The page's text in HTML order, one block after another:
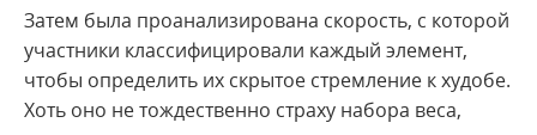
Затем была проанализирована скорость, с которой
участники классифицировали каждый элемент,
чтобы определить их скрытое стремление к худобе.
Хоть оно не тождественно страху набора веса,